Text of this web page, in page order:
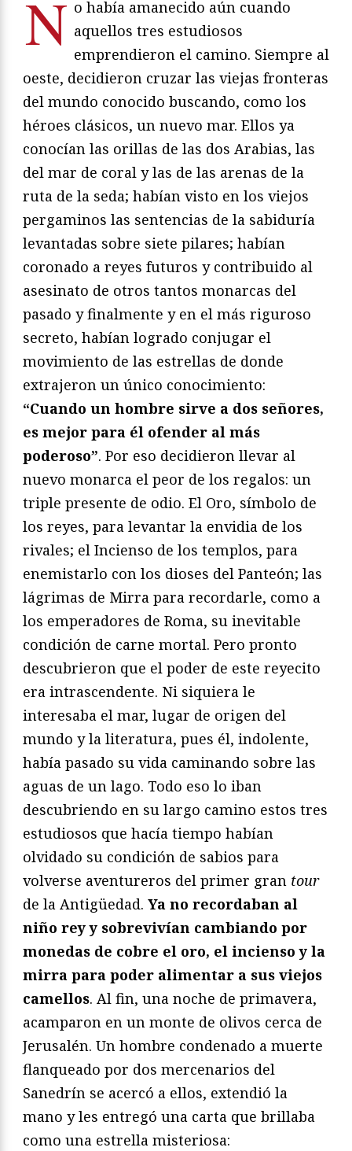
N o había amanecido aún cuando
aquellos tres estudiosos
emprendieron el camino. Siempre al
oeste, decidieron cruzar las viejas fronteras
del mundo conocido buscando, como los
héroes clásicos, un nuevo mar. Ellos ya
conocían las orillas de las dos Arabias, las
del mar de coral y las de las arenas de la
ruta de la seda; habían visto en los viejos
pergaminos las sentencias de la sabiduría
levantadas sobre siete pilares; habían
coronado a reyes futuros y contribuido al
asesinato de otros tantos monarcas del
pasado y finalmente y en el más riguroso
secreto, habían logrado conjugar el
movimiento de las estrellas de donde
extrajeron un único conocimiento:
“Cuando un hombre sirve a dos señores,
es mejor para él ofender al más
poderoso”. Por eso decidieron llevar al
nuevo monarca el peor de los regalos: un
triple presente de odio. El Oro, símbolo de
los reyes, para levantar la envidia de los
rivales; el Incienso de los templos, para
enemistarlo con los dioses del Panteón; las
lágrimas de Mirra para recordarle, como a
los emperadores de Roma, su inevitable
condición de carne mortal. Pero pronto
descubrieron que el poder de este reyecito
era intrascendente. Ni siquiera le
interesaba el mar, lugar de origen del
mundo y la literatura, pues él, indolente,
había pasado su vida caminando sobre las
aguas de un lago. Todo eso lo iban
descubriendo en su largo camino estos tres
estudiosos que hacía tiempo habían
olvidado su condición de sabios para
volverse aventureros del primer gran tour
de la Antigüedad. Ya no recordaban al
niño rey y sobrevivían cambiando por
monedas de cobre el oro, el incienso y la
mirra para poder alimentar a sus viejos
camellos. Al fin, una noche de primavera,
acamparon en un monte de olivos cerca de
Jerusalén. Un hombre condenado a muerte
flanqueado por dos mercenarios del
Sanedrín se acercó a ellos, extendió la
mano y les entregó una carta que brillaba
como una estrella misteriosa: